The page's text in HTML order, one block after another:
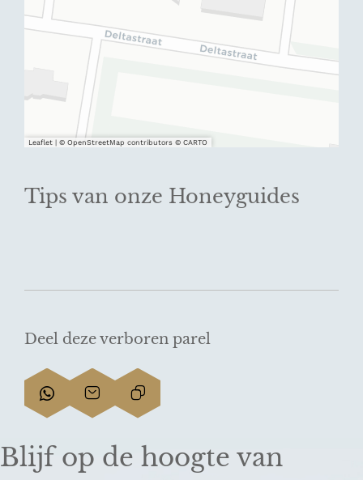
Tips van onze Honeyguides
Leaflet | © OpenStreetMap contributors © CARTO
Deel deze verboren parel
D
e
l
D
e
l
L
i
Blijf op de hoogte van